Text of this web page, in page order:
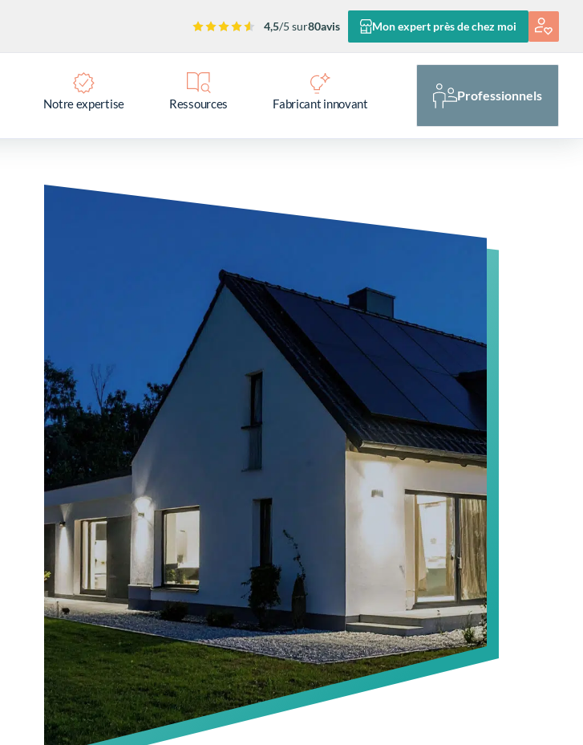
4,5/5 sur80avis Mon expert près de chez moi
Notre expertise Ressources Fabricant innovant
Professionnels